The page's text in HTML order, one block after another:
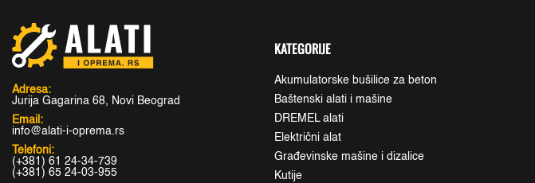
Adresa:
Jurija Gagarina 68, Novi Beograd
Email:
info@alati-i-oprema.rs
Telefoni:
(+381) 61 24-34-739
(+381) 65 24-03-955
KATEGORIJE
Akumulatorske bušilice za beton
Baštenski alati i mašine
DREMEL alati
Električni alat
Građevinske mašine i dizalice
Kutije